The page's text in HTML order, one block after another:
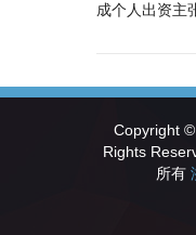
成个人出资主
Copyright ©
Rights
所有